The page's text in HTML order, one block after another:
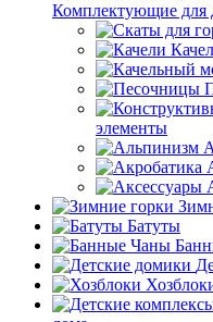
Комплектующие для
элементы
Батуты